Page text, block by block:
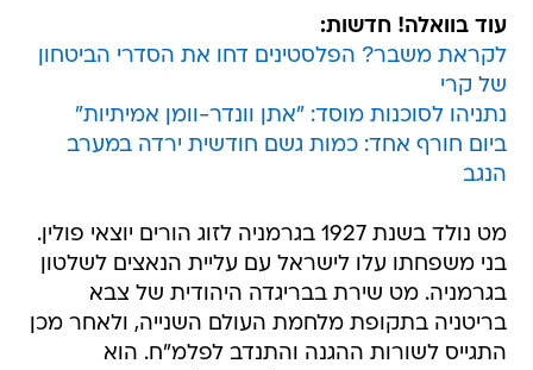
עוד בוואלה! חדשות:
לקראת משבר? הפלסטינים דחו את הסדרי הביטחון
של קרי
נתניהו לסוכנות מוסד: "אתן וונדר-וומן אמיתיות"
ביום חורף אחד: כמות גשם חודשית ירדה במערב
הנגב
מט נולד בשנת 1927 בגרמניה לזוג הורים יוצאי פולין.
בני משפחתו עלו לישראל עם עליית הנאצים לשלטון
בגרמניה. מט שירת בבריגדה היהודית של צבא
בריטניה בתקופת מלחמת העולם השנייה, ולאחר מכן
התגייס לשורות ההגנה והתנדב לפלמ"ח. הוא